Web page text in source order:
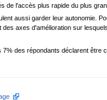
de l'accès plus rapide du plus
aussi garder leur autonomie.
des axes d'amélioration sur
des répondants déclarent